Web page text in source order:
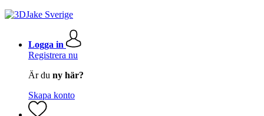
Logga in
Registrera nu
Är du ny här?
Skapa konto